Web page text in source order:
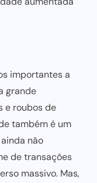
importantes a
grande
e roubos de
também é um
ainda não
de transações
massivo. Mas,